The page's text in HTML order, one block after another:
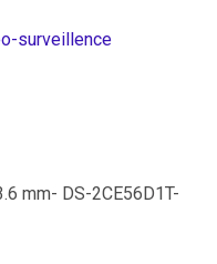
surveillence
mm- DS-2CE56D1T-